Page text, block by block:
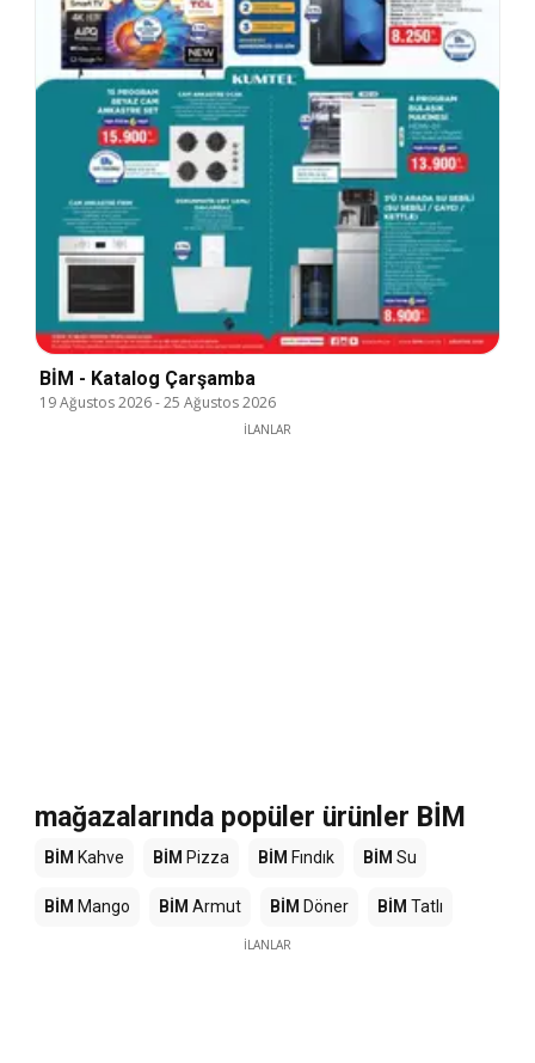
BİM - Katalog Çarşamba
19 Ağustos 2026-25 Ağustos 2026
İLANLAR
mağazalarında popüler ürünler BİM
BİM Kahve BİM Pizza BİM Fındık BİM Su
BİM Mango BİM Armut BİM Döner BİM Tatlı
İLANLAR